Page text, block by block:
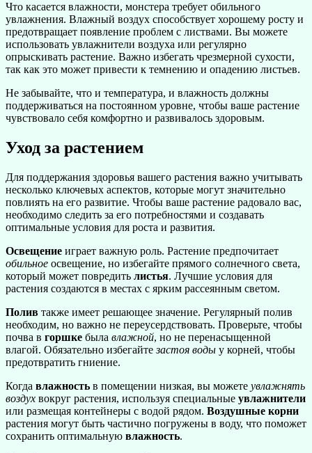
Что касается влажности, монстера требует обильного
увлажнения. Влажный воздух способствует хорошему росту и
предотвращает появление проблем с листвами. Вы можете
использовать увлажнители воздуха или регулярно
опрыскивать растение. Важно избегать чрезмерной сухости,
так как это может привести к темнению и опадению листьев.
Не забывайте, что и температура, и влажность должны
поддерживаться на постоянном уровне, чтобы ваше растение
чувствовало себя комфортно и развивалось здоровым.
Уход за растением
Для поддержания здоровья вашего растения важно учитывать
несколько ключевых аспектов, которые могут значительно
повлиять на его развитие. Чтобы ваше растение радовало вас,
необходимо следить за его потребностями и создавать
оптимальные условия для роста и развития.
Освещение играет важную роль. Растение предпочитает
обильное освещение, но избегайте прямого солнечного света,
который может повредить листья. Лучшие условия для
растения создаются в местах с ярким рассеянным светом.
Полив также имеет решающее значение. Регулярный полив
необходим, но важно не переусердствовать. Проверьте, чтобы
почва в горшке была влажной, но не перенасыщенной
влагой. Обязательно избегайтезастоя воды у корней, чтобы
предотвратить гниение.
Когда влажность в помещении низкая, вы можете увлажнять
воздух вокруг растения, используя специальные увлажнители
или размещая контейнеры с водой рядом. Воздушные корни
растения могут быть частично погружены в воду, что поможет
сохранить оптимальную влажность.